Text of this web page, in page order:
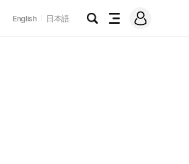
English 日本語
검
전
메
그